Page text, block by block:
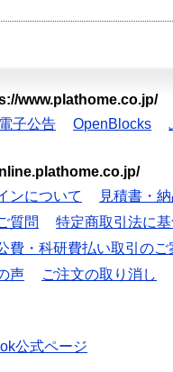
www.plathome.co.jp/
電子公告 OpenBlocks
ンについて
見積書・
質問
特定商取引法に
費・科研費払い取引のご
声 ご注文の取り消し
公式ページ